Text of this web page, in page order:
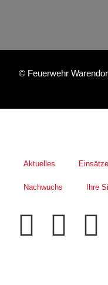
© Feuerwehr
Aktuelles Einsätze
Nachwuchs Ihre